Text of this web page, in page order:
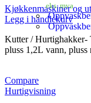
eks. mva
Kjøkkenmaskiner og
Legg i handlekurv
Kutter / Hurtighakker-
pluss 1,2L vann,
Compare
Hurtigvisning